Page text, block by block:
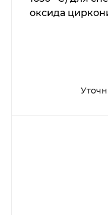
оксида